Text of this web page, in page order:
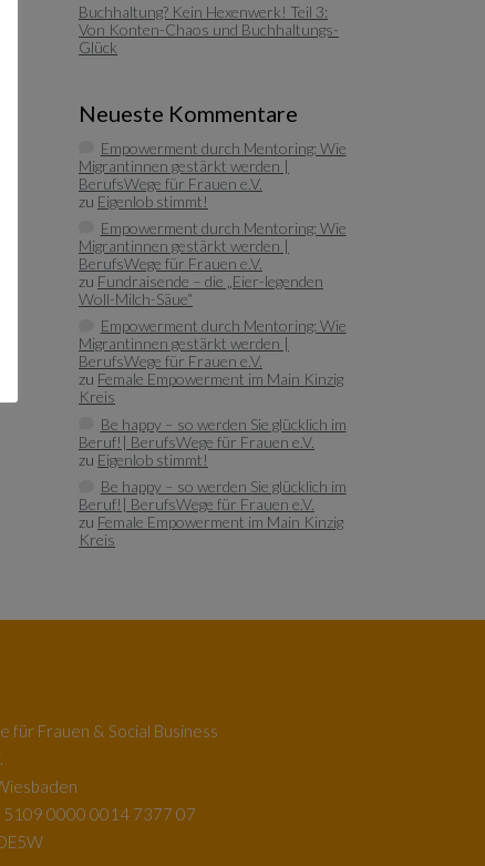
Buchhaltung? Kein Hexenwerk! Teil 3:
Von Konten-Chaos und Buchhaltungs-
Glück
Neueste Kommentare
Empowerment durch Mentoring: Wie
Migrantinnen gestärkt werden |
BerufsWege für Frauen e.V.
zu Eigenlob stimmt!
Empowerment durch Mentoring: Wie
Migrantinnen gestärkt werden |
BerufsWege für Frauen e.V.
zu Fundraisende – die „Eier-legenden
Woll-Milch-Säue“
Empowerment durch Mentoring: Wie
Migrantinnen gestärkt werden |
BerufsWege für Frauen e.V.
zu Female Empowerment im Main Kinzig
Kreis
Be happy – so werden Sie glücklich im
Beruf!| BerufsWege für Frauen e.V.
zu Eigenlob stimmt!
Be happy – so werden Sie glücklich im
Beruf!| BerufsWege für Frauen e.V.
zu Female Empowerment im Main Kinzig
Kreis
für Frauen & Social Business
5109 0000 0014 7377 07